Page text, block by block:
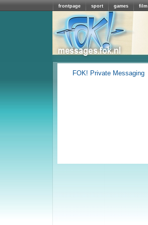
frontpage sport games film
FOK! Private Messaging